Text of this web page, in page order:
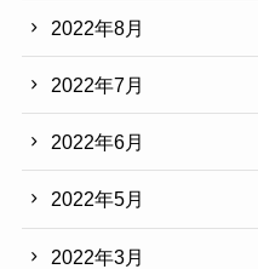
2022年8月
2022年7月
2022年6月
2022年5月
2022年3月